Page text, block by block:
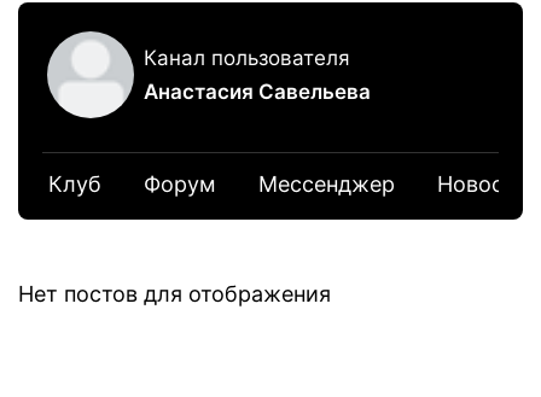
Канал пользователя
Анастасия Савельева
Клуб Форум Мессенджер Новости
Нет постов для отображения